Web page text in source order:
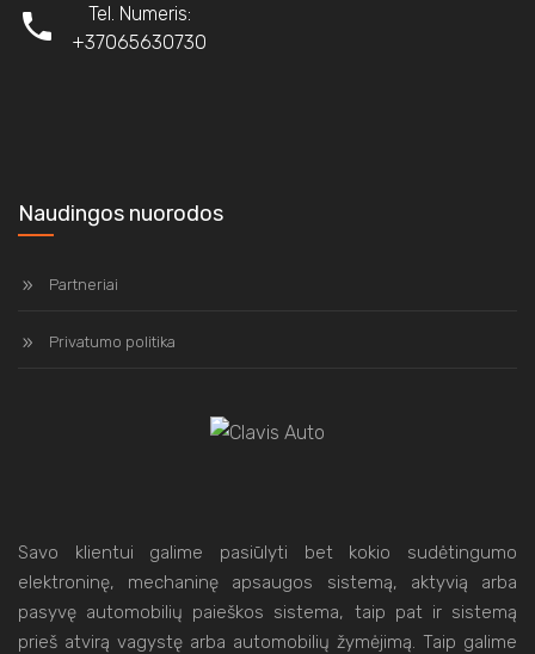
Tel. Numeris:
+37065630730
Naudingos nuorodos
Partneriai
Privatumo politika
Savo klientui galime pasiūlyti bet kokio sudėtingumo
elektroninę, mechaninę apsaugos sistemą, aktyvią arba
pasyvę automobilių paieškos sistema, taip pat ir sistemą
prieš atvirą vagystę arba automobilių žymėjimą. Taip galime